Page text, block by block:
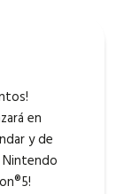
en
y de